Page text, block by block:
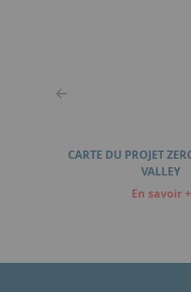
CARTE DU PROJET
VALLEY
En savoir +
of